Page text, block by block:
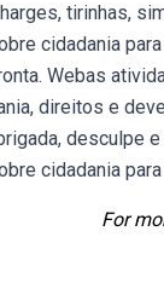
tirinhas,
cidadania
Webas
direitos e
desculpe
cidadania
For